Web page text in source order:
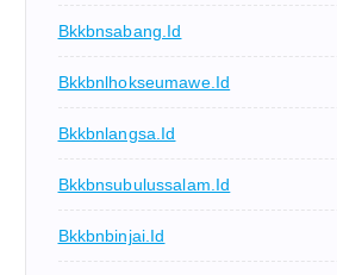
Bkkbnsabang.id
Bkkbnlhokseumawe.id
Bkkbnlangsa.id
Bkkbnsubulussalam.id
Bkkbnbinjai.id